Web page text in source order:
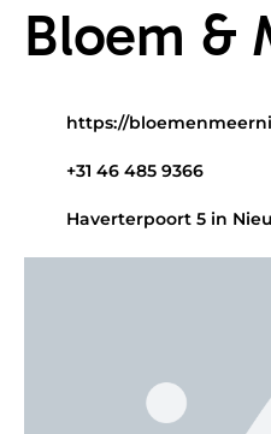
Bloem &
https://
+31 46 485 9366
Haverterpoort 5 in